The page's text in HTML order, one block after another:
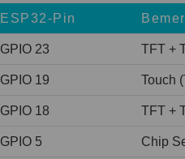
ESP32-Pin
GPIO 23 TFT +
GPIO 19 Touch
GPIO 18 TFT +
GPIO 5 Chip